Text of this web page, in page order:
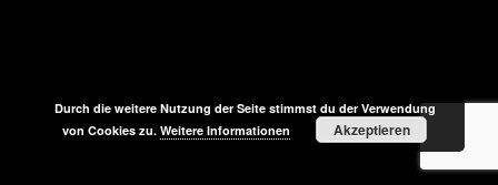
Durch die weitere Nutzung der Seite stimmst du der Verwendung
von Cookies zu.Weitere Informationen Akzeptieren